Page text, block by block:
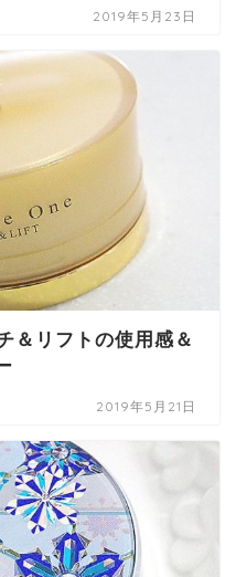
2019年5月23日
＆リフトの使用感＆
2019年5月21日